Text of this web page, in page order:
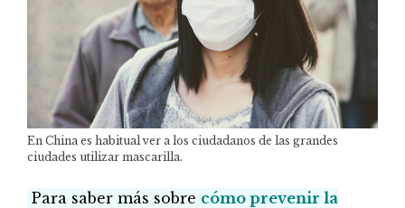
En China es habitual ver a los ciudadanos de las grandes
ciudades utilizar mascarilla.
Para saber más sobre cómo prevenir la